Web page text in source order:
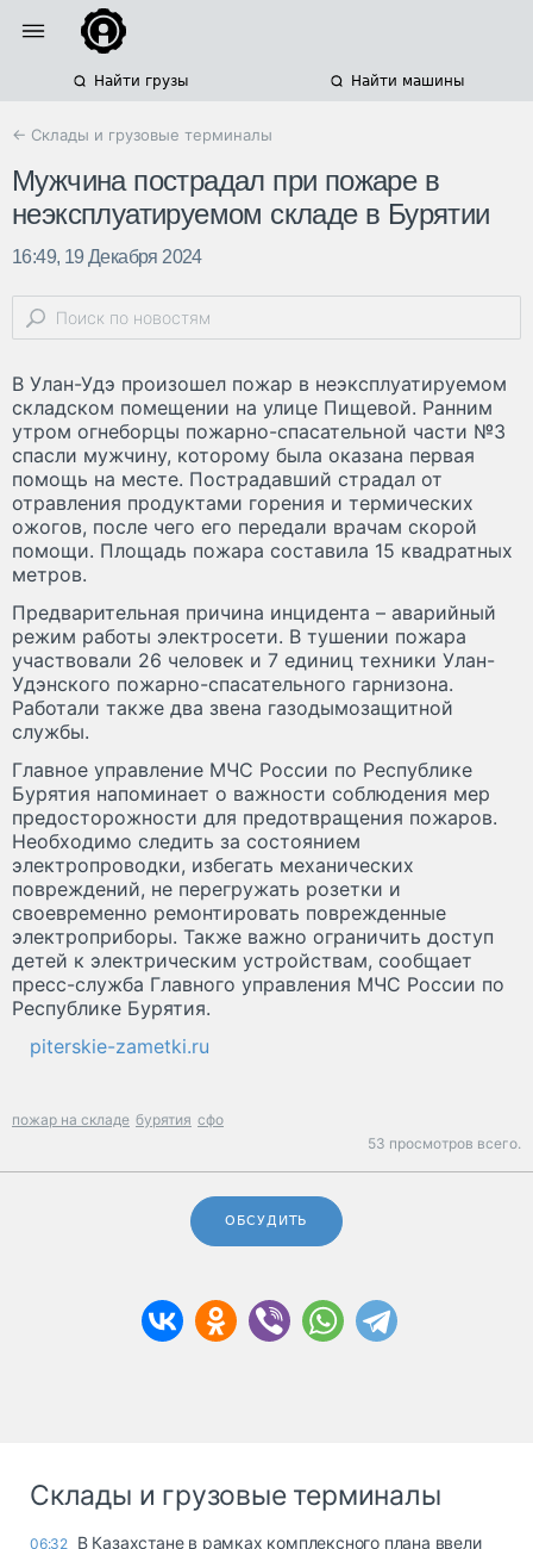
Найти грузы Найти машины
← Склады и грузовые терминалы
Мужчина пострадал при пожаре в
неэксплуатируемом складе в Бурятии
16:49, 19 Декабря 2024
В Улан-Удэ произошел пожар в неэксплуатируемом
складском помещении на улице Пищевой. Ранним
утром огнеборцы пожарно-спасательной части №3
спасли мужчину, которому была оказана первая
помощь на месте. Пострадавший страдал от
отравления продуктами горения и термических
ожогов, после чего его передали врачам скорой
помощи. Площадь пожара составила 15 квадратных
метров.
Предварительная причина инцидента – аварийный
режим работы электросети. В тушении пожара
участвовали 26 человек и 7 единиц техники Улан-
Удэнского пожарно-спасательного гарнизона.
Работали также два звена газодымозащитной
службы.
Главное управление МЧС России по Республике
Бурятия напоминает о важности соблюдения мер
предосторожности для предотвращения пожаров.
Необходимо следить за состоянием
электропроводки, избегать механических
повреждений, не перегружать розетки и
своевременно ремонтировать поврежденные
электроприборы. Также важно ограничить доступ
детей к электрическим устройствам, сообщает
пресс-служба Главного управления МЧС России по
Республике Бурятия.
piterskie-zametki.ru
пожар на складе бурятия сфо
53 просмотров всего.
ОБСУДИТЬ
Склады и грузовые терминалы
06:32 В Казахстане в рамках комплексного плана ввели